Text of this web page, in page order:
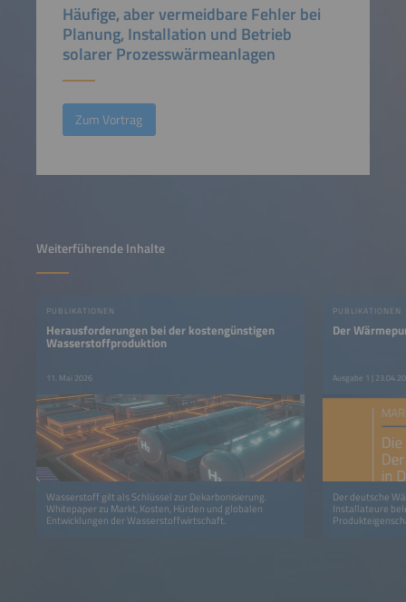
Häufige, aber vermeidbare Fehler bei
Planung, Installation und Betrieb
solarer Prozesswärmeanlagen
Zum Vortrag
Weiterführende Inhalte
PUBLIKATIONEN
Herausforderungen bei der kostengünstigen
Wasserstoffproduktion
11. Mai 2026
Wasserstoff gilt als Schlüssel zur Dekarbonisierung.
Whitepaper zu Markt, Kosten, Hürden und globalen
Entwicklungen der Wasserstoffwirtschaft.
PUBLIKATIONEN
Der
Ausgabe 1 |
Der deutsche
Installateure